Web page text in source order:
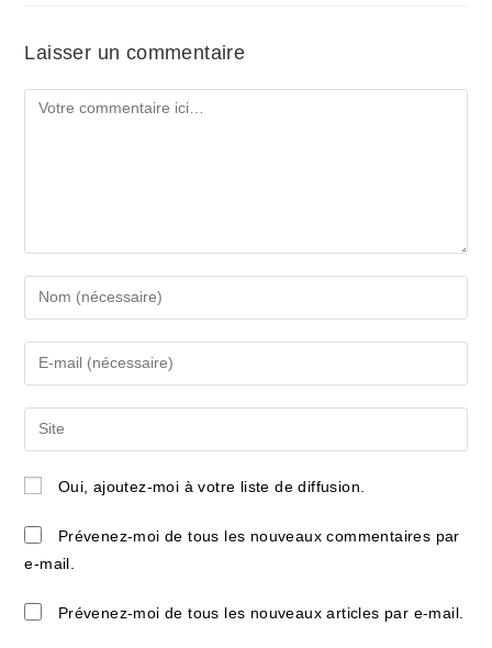
Laisser un commentaire
Comment
Enter
your
name
comment
Enter
your
email
address
comment
Saisir
l’URL
de
site
(facultatif)
Oui, ajoutez-moi à votre liste de diffusion.
Prévenez-moi de tous les nouveaux commentaires par
e-mail.
Prévenez-moi de tous les nouveaux articles par e-mail.